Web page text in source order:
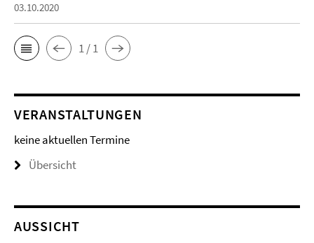
03.10.2020
1 / 1
VERANSTALTUNGEN
keine aktuellen Termine
Übersicht
AUSSICHT